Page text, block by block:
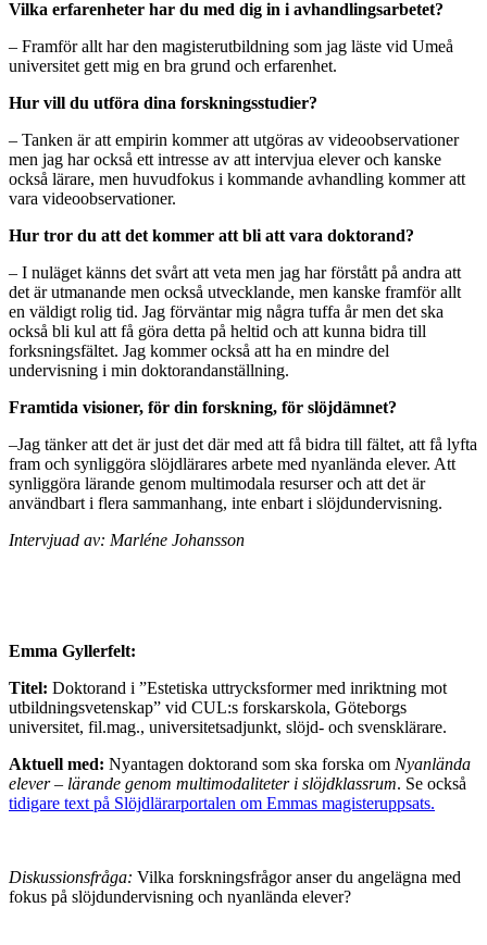
Vilka erfarenheter har du med dig in i avhandlingsarbetet?
‒ Framför allt har den magisterutbildning som jag läste vid Umeå
universitet gett mig en bra grund och erfarenhet.
Hur vill du utföra dina forskningsstudier?
– Tanken är att empirin kommer att utgöras av videoobservationer
men jag har också ett intresse av att intervjua elever och kanske
också lärare, men huvudfokus i kommande avhandling kommer att
vara videoobservationer.
Hur tror du att det kommer att bli att vara doktorand?
‒ I nuläget känns det svårt att veta men jag har förstått på andra att
det är utmanande men också utvecklande, men kanske framför allt
en väldigt rolig tid. Jag förväntar mig några tuffa år men det ska
också bli kul att få göra detta på heltid och att kunna bidra till
forksningsfältet. Jag kommer också att ha en mindre del
undervisning i min doktorandanställning.
Framtida visioner, för din forskning, för slöjdämnet?
‒Jag tänker att det är just det där med att få bidra till fältet, att få lyfta
fram och synliggöra slöjdlärares arbete med nyanlända elever. Att
synliggöra lärande genom multimodala resurser och att det är
användbart i flera sammanhang, inte enbart i slöjdundervisning.
Intervjuad av: Marléne Johansson
Emma Gyllerfelt:
Titel: Doktorand i ”Estetiska uttrycksformer med inriktning mot
utbildningsvetenskap” vid CUL:s forskarskola, Göteborgs
universitet, fil.mag., universitetsadjunkt, slöjd- och svensklärare.
Aktuell med: Nyantagen doktorand som ska forska om Nyanlända
elever – lärande genom multimodaliteter i slöjdklassrum. Se också
tidigare text på Slöjdlärarportalen om Emmas magisteruppsats.
Diskussionsfråga: Vilka forskningsfrågor anser du angelägna med
fokus på slöjdundervisning och nyanlända elever?